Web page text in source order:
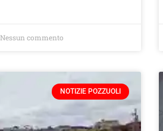
Nessun commento
NOTIZIE POZZUOLI